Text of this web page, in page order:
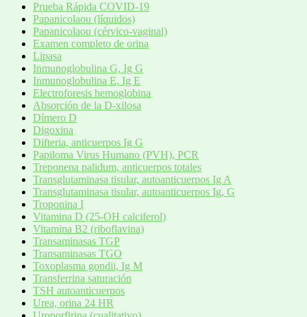
Prueba Rápida COVID-19
Papanicolaou (líquidos)
Papanicolaou (cérvico-vaginal)
Examen completo de orina
Lipasa
Inmunoglobulina G, Ig G
Inmunoglobulina E, Ig E
Electroforesis hemoglobina
Absorción de la D-xilosa
Dímero D
Digoxina
Difteria, anticuerpos Ig G
Papiloma Virus Humano (PVH), PCR
Treponena palidum, anticuerpos totales
Transglutaminasa tisular, autoanticuerpos Ig A
Transglutaminasa tisular, autoanticuerpos Ig, G
Troponina I
Vitamina D (25-OH calciferol)
Vitamina B2 (riboflavina)
Transaminasas TGP
Transaminasas TGO
Toxoplasma gondii, Ig M
Transferrina saturación
TSH autoanticuerpos
Urea, orina 24 HR